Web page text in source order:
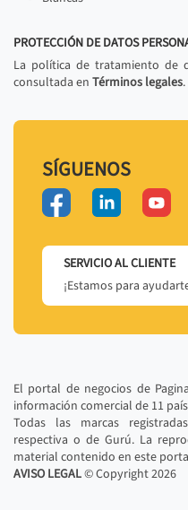
PROTECCIÓN DE DATOS
La política de tratamiento de
consultada en Términos legales.
SÍGUENOS
SERVICIO AL CLIENTE
¡Estamos para
El portal de negocios de
información comercial de 11
Todas las marcas
respectiva o de Gurú. La
material contenido en este
AVISO LEGAL© Copyright2026